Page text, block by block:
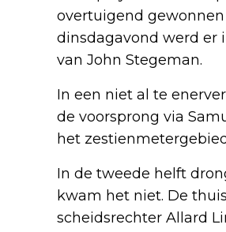
overtuigend gewonnen
dinsdagavond werd er
van John Stegeman.
In een niet al te
de voorsprong via
het
In de tweede helft
kwam het niet. De
scheidsrechter Allard